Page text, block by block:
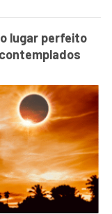
lugar perfeito